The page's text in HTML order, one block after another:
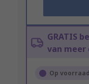
GRATIS
van meer
Op voorraad